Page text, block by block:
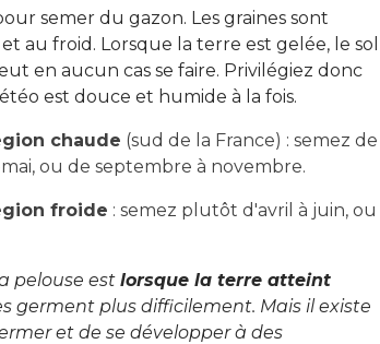
semer du gazon. Les graines sont
au froid. Lorsque la terre est gelée, le sol
en aucun cas se faire. Privilégiez donc
est douce et humide à la fois.
chaude (sud de la France) : semez de
ou de septembre à novembre.
froide : semez plutôt d'avril à juin, ou
pelouse est lorsque la terre atteint
germent plus difficilement. Mais il existe
et de se développer à des